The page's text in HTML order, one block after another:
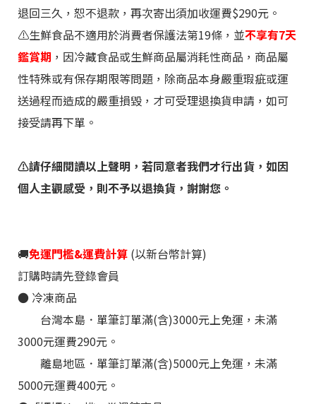
退回三久，恕不退款，再次寄出須加收運費$290元。
⚠️生鮮食品不適用於消費者保護法第19條，並不享有7天
鑑賞期 ，因冷藏食品或生鮮商品屬消耗性商品，商品屬
性特殊或有保存期限等問題，除商品本身嚴重瑕疵或運
送過程而造成的嚴重損毀，才可受理退換貨申請，如可
接受請再下單。
⚠️請仔細閱讀以上聲明，若同意者我們才行出貨，如因
個人主觀感受，則不予以退換貨，謝謝您。
🚚免運門檻&運費計算 (以新台幣計算)
訂購時請先登錄會員
● 冷凍商品
台灣本島．單筆訂單滿(含)3000元上免運，未滿
3000元運費290元。
離島地區 ． 單筆訂單滿(含)5000元上免運，未滿
5000元運費400元。